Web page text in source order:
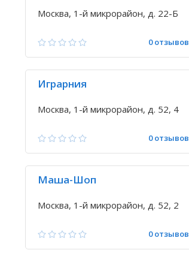
Москва, 1-й микрорайон, д. 22-Б
0 отзывов
Играрния
Москва, 1-й микрорайон, д. 52, 4
0 отзывов
Маша-Шоп
Москва, 1-й микрорайон, д. 52, 2
0 отзывов